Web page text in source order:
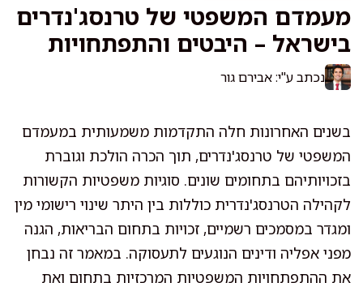
מעמדם המשפטי של טרנסג'נדרים
בישראל – היבטים והתפתחויות
נכתב ע"י: אבירם גור
בשנים האחרונות חלה התקדמות משמעותית במעמדם
המשפטי של טרנסג'נדרים, תוך הכרה הולכת וגוברת
בזכויותיהם בתחומים שונים. סוגיות משפטיות הקשורות
לקהילה הטרנסג'נדרית כוללות בין היתר שינוי רישומי מין
ומגדר במסמכים רשמיים, זכויות בתחום הבריאות, הגנה
מפני אפליה ודינים הנוגעים לתעסוקה. במאמר זה נבחן
את ההתפתחויות המשפטיות המרכזיות בתחום ואת